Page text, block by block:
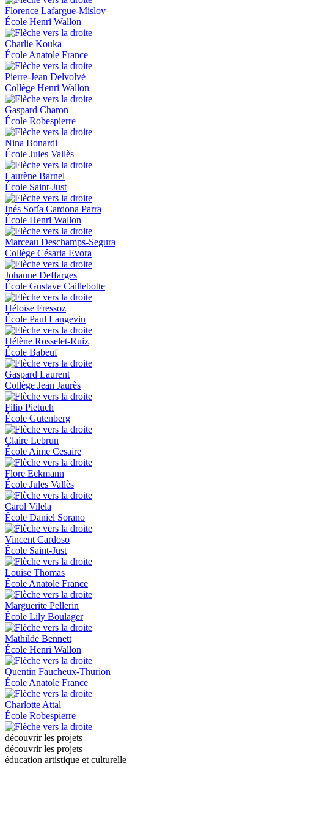
Florence Lafargue-Mislov
École Henri Wallon
Charlie Kouka
École Anatole France
Pierre-Jean Delvolvé
Collège Henri Wallon
Gaspard Charon
École Robespierre
Nina Bonardi
École Jules Vallès
Laurène Barnel
École Saint-Just
Inés Sofía Cardona Parra
École Henri Wallon
Marceau Deschamps-Segura
Collège Césaria Evora
Johanne Deffarges
École Gustave Caillebotte
Héloïse Fressoz
École Paul Langevin
Hélène Rosselet-Ruiz
École Babeuf
Gaspard Laurent
Collège Jean Jaurès
Filip Pietuch
École Gutenberg
Claire Lebrun
École Aime Cesaire
Flore Eckmann
École Jules Vallès
Carol Vilela
École Daniel Sorano
Vincent Cardoso
École Saint-Just
Louise Thomas
École Anatole France
Marguerite Pellerin
École Lily Boulager
Mathilde Bennett
École Henri Wallon
Quentin Faucheux-Thurion
École Anatole France
Charlotte Attal
École Robespierre
découvrir les projets
découvrir les projets
éducation artistique et culturelle